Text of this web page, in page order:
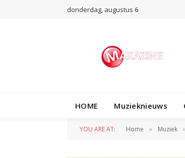
donderdag, augustus 6
HOME Muzieknieuws
YOU ARE AT: Home » Muziek